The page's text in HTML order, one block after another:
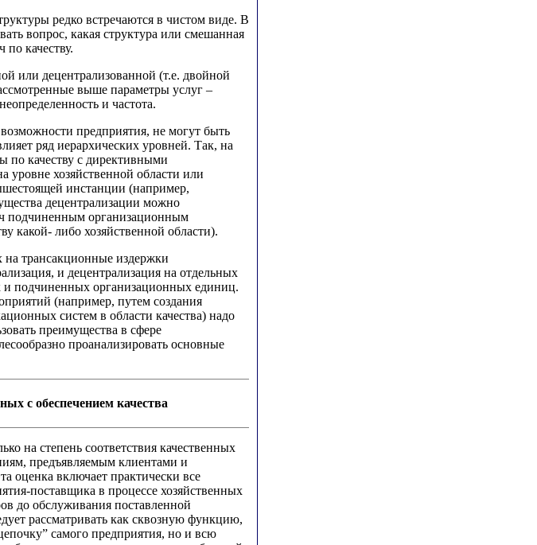
редко встречаются в чистом виде. В
вопрос, какая структура или смешанная
по качеству.
или децентрализованной (т.е. двойной
выше параметры услуг –
и частота.
предприятия, не могут быть
ряд иерархических уровней. Так, на
по качеству с директивными
хозяйственной области или
инстанции (например,
децентрализации можно
подчиненным организационным
какой- либо хозяйственной области).
трансакционные издержки
и децентрализация на отдельных
и подчиненных организационных единиц.
(например, путем создания
систем в области качества) надо
преимущества в сфере
проанализировать основные
с обеспечением качества
на степень соответствия качественных
предъявляемым клиентами и
оценка включает практически все
поставщика в процессе хозяйственных
до обслуживания поставленной
рассматривать как сквозную функцию,
самого предприятия, но и всю